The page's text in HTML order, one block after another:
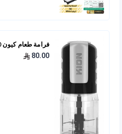
فرامة طعام كيون 500 واط موديل KHR/5008
80.00